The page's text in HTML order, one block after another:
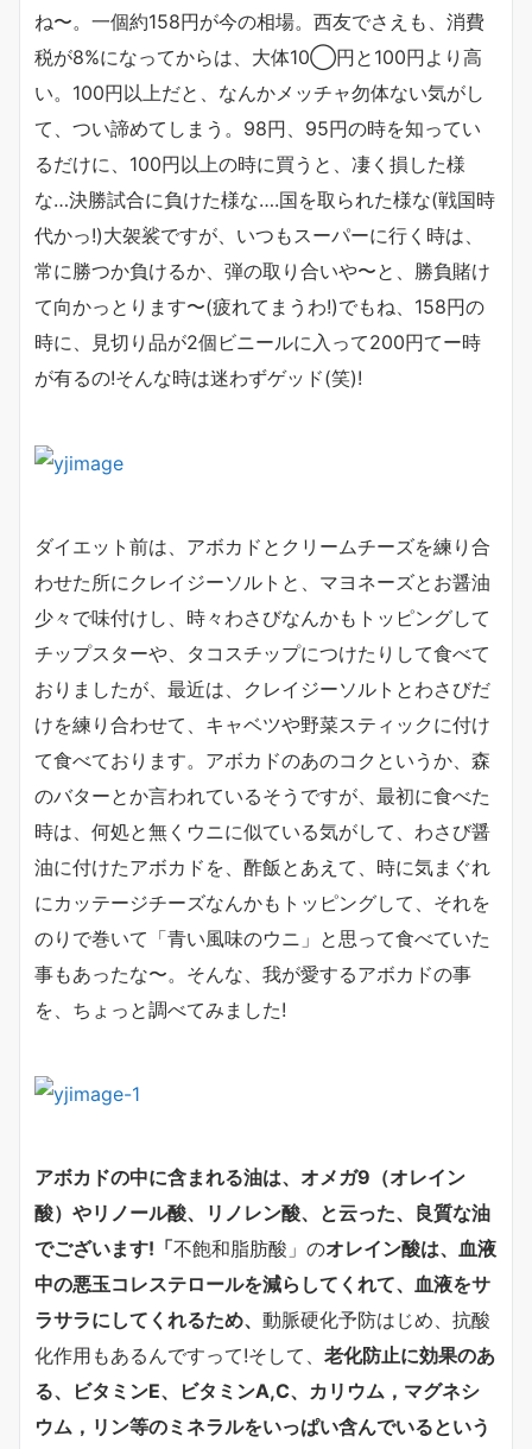
ね〜。一個約158円が今の相場。西友でさえも、消費
税が8%になってからは、大体10◯円と100円より高
い。100円以上だと、なんかメッチャ勿体ない気がし
て、つい諦めてしまう。98円、95円の時を知ってい
るだけに、100円以上の時に買うと、凄く損した様
な…決勝試合に負けた様な….国を取られた様な(戦国時
代かっ!)大袈裟ですが、いつもスーパーに行く時は、
常に勝つか負けるか、弾の取り合いや〜と、勝負賭け
て向かっとります〜(疲れてまうわ!)でもね、158円の
時に、見切り品が2個ビニールに入って200円てー時
が有るの!そんな時は迷わずゲッド(笑)!
ダイエット前は、アボカドとクリームチーズを練り合
わせた所にクレイジーソルトと、マヨネーズとお醤油
少々で味付けし、時々わさびなんかもトッピングして
チップスターや、タコスチップにつけたりして食べて
おりましたが、最近は、クレイジーソルトとわさびだ
けを練り合わせて、キャベツや野菜スティックに付け
て食べております。アボカドのあのコクというか、森
のバターとか言われているそうですが、最初に食べた
時は、何処と無くウニに似ている気がして、わさび醤
油に付けたアボカドを、酢飯とあえて、時に気まぐれ
にカッテージチーズなんかもトッピングして、それを
のりで巻いて「青い風味のウニ」と思って食べていた
事もあったな〜。そんな、我が愛するアボカドの事
を、ちょっと調べてみました!
アボカドの中に含まれる油は、オメガ9（オレイン
酸）やリノール酸、
リノレン酸、と云った、良質な油
でございます!「不飽和脂肪酸」のオレイン酸は、 血液
中の悪玉コレステロールを減らしてくれて、 血液をサ
ラサラにしてくれるため、 動脈硬化予防はじめ、抗酸
化作用もあるんですって!そして、 老化防止に効果のあ
る、ビタミンE、ビタミンA,C、カリウム，マグネシ
ウム， リン等のミネラルをいっぱい含んでいるという